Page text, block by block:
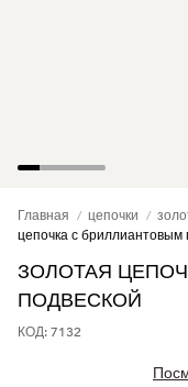
Главная цепочки
цепочка с бриллиантовым
ЗОЛОТАЯ
ПОДВЕСКОЙ
КОД: 7132